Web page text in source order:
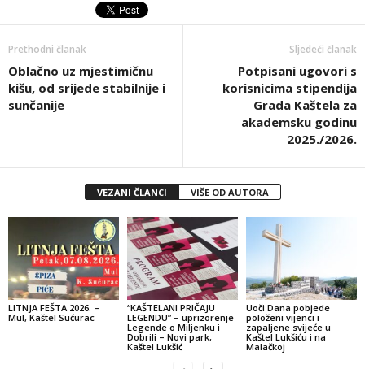
Prethodni članak
Oblačno uz mjestimičnu
kišu, od srijede stabilnije i
sunčanije
Sljedeći članak
Potpisani ugovori s
korisnicima stipendija
Grada Kaštela za
akademsku godinu
2025./2026.
VEZANI ČLANCI VIŠE OD AUTORA
LITNJA FEŠTA 2026. –
Mul, Kaštel Sućurac
“KAŠTELANI PRIČAJU
LEGENDU” – uprizorenje
Legende o Miljenku i
Dobrili – Novi park,
Kaštel Lukšić
Uoči Dana pobjede
položeni vijenci i
zapaljene svijeće u
Kaštel Lukšiću i na
Malačkoj